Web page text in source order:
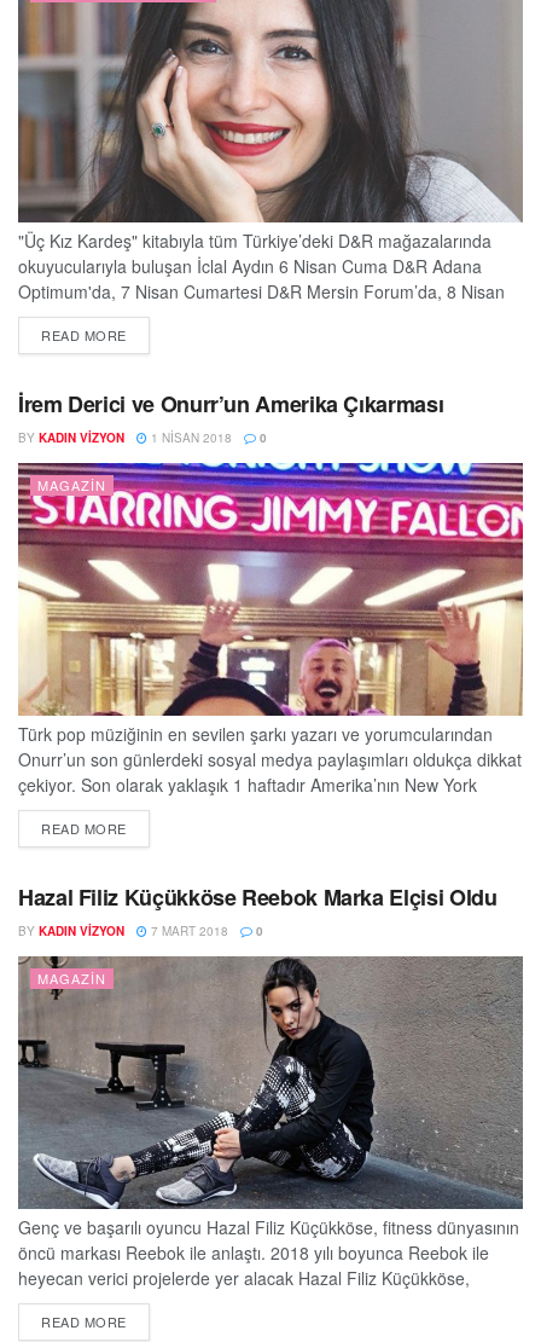
"Üç Kız Kardeş" kitabıyla tüm Türkiye’deki D&R mağazalarında
okuyucularıyla buluşan İclal Aydın 6 Nisan Cuma D&R Adana
Optimum'da, 7 Nisan Cumartesi D&R Mersin Forum’da, 8 Nisan
Pazar günü ise D&R İskenderun Park Forbes’de olacak. 8 Nisan
Pazar günü, polisiye romanların usta kalemi Ahmet Ümit D&R
sevilen Hayri Gözlükgiller ise...
READ MOREDETAILS
İrem Derici ve Onurr’un Amerika Çıkarması
BY KADIN VIZYON 1 NISAN 2018 0
MAGAZIN
Türk pop müziğinin en sevilen şarkı yazarı ve yorumcularından
Onurr’un son günlerdeki sosyal medya paylaşımları oldukça dikkat
çekiyor. Son olarak yaklaşık 1 haftadır Amerika’nın New York
eyaletinde tatil yapan Onurr’a, pop müziğin en sevilen kadın
sanatçılarından İrem Derici de eşlik etti. İrem Derici’nin Aşk
İrem Derici birlikte...
READ MOREDETAILS
Hazal Filiz Küçükköse Reebok Marka Elçisi Oldu
BY KADIN VIZYON 7 MART 2018 0
MAGAZIN
Genç ve başarılı oyuncu Hazal Filiz Küçükköse, fitness dünyasının
öncü markası Reebok ile anlaştı. 2018 yılı boyunca Reebok ile
heyecan verici projelerde yer alacak Hazal Filiz Küçükköse,
“Reebok, çocukluğumdan beri bana hem sporda hem de günlük
hayatımda eşlik ediyor. Severek kullandığım ve takip ettiğim bu
READ MOREDETAILS